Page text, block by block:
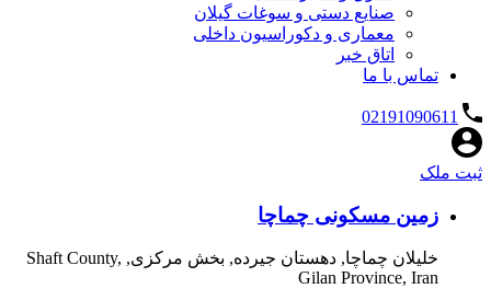
صنایع دستی و سوغات گیلان
معماری و دکوراسیون داخلی
اتاق خبر
تماس با ما
02191090611
ثبت ملک
زمین مسکونی چماچا
خلیلان چماچا, دهستان جیرده, بخش مرکزی, Shaft County,
Gilan Province, Iran